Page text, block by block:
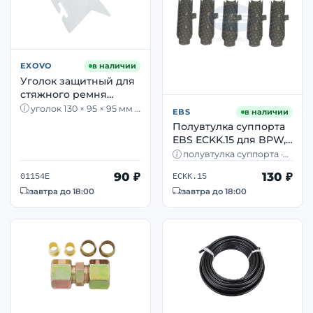
EXOVO в наличии
Уголок защитный для
стяжного ремня
EXOVO 01154E, 130 × 95
уголок 130 × 95 × 95 мм ·
01154E 90 ₽
завтра до 18:00
EBS в наличии
Полувтулка суппорта
EBS ECKK.15 для BPW,
Iveco, Mercedes-Benz,
полувтулка суппорта ·
BPW, SAF, Scania
ECKK.15 130 ₽
завтра до 18:00